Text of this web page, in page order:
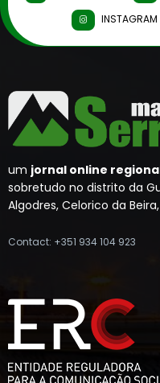
INSTAGRAM
um jornal online
sobretudo no distrito da
Algodres, Celorico da
Contact: +351 934 104 923